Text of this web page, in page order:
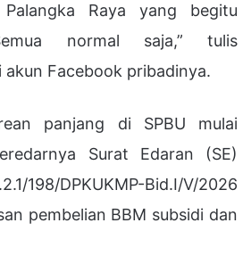
Raya yang begitu
normal saja,” tulis
akun Facebook pribadinya.
panjang di SPBU mulai
Surat Edaran (SE)
DPKUKMP-Bid.I/V/2026
pembelian BBM subsidi dan